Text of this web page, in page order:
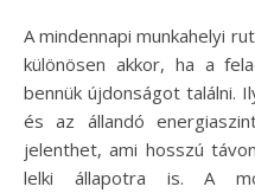
A mindennapi munkahelyi rutin sokszor monotonnak tűnhet,
különösen akkor, ha a
bennük újdonságot találni.
és az állandó
jelenthet, ami hosszú
lelki állapotra is. A